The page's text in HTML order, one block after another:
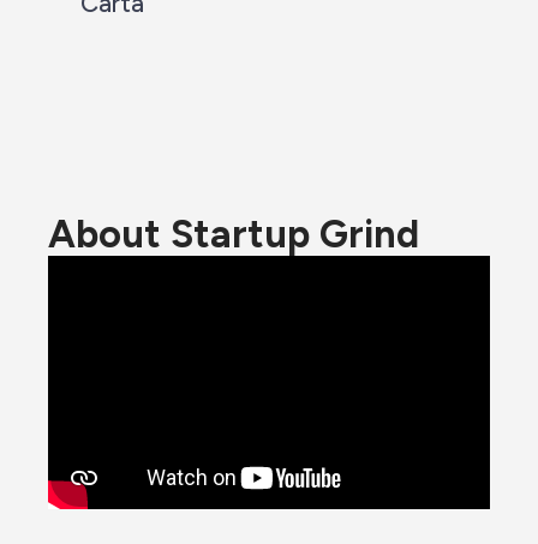
About Startup Grind